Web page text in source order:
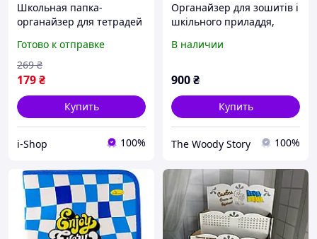
Школьная папка-
органайзер для тетрадей
для девочки-подростка с
дизайном COOL GIRL
Готово к отправке
179₴
269 ₴
Купить
i-Shop 100%
Органайзер для зошитів і
шкільного приладдя,
робочого столу школяра
В наличии
900₴
Купить
The Woody Story 100%